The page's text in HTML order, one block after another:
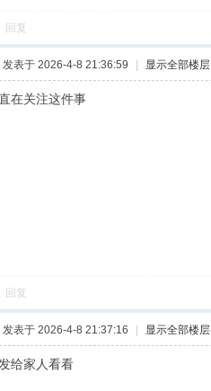
回复
发表于 2026-4-8 21:36:59 显示全部楼层
在关注这件事
回复
发表于 2026-4-8 21:37:16 显示全部楼层
给家人看看